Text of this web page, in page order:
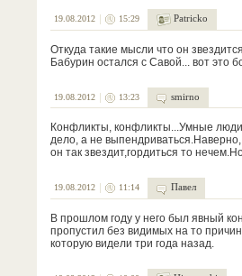
19.08.2012 15:29 Patricko
Откуда такие мысли что он
Бабурин остался с Савой... вот это
19.08.2012 13:23 smirno
Конфликты, конфликты...Умные люди
дело, а не
он так звездит,гордиться то
19.08.2012 11:14 Павел
В прошлом году у него был явный
пропустил без видимых на то
которую видели три года назад.